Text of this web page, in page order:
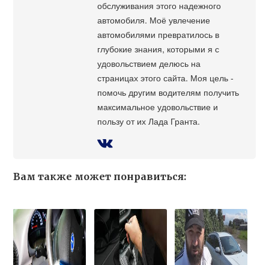
обслуживания этого надежного
автомобиля. Моё увлечение
автомобилями превратилось в
глубокие знания, которыми я с
удовольствием делюсь на
страницах этого сайта. Моя цель -
помочь другим водителям получить
максимальное удовольствие и
пользу от их Лада Гранта.
Вам также может понравиться: